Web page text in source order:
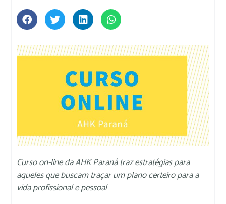
Curso on-line da AHK Paraná traz estratégias para
aqueles que buscam traçar um plano certeiro para a
vida profissional e pessoal